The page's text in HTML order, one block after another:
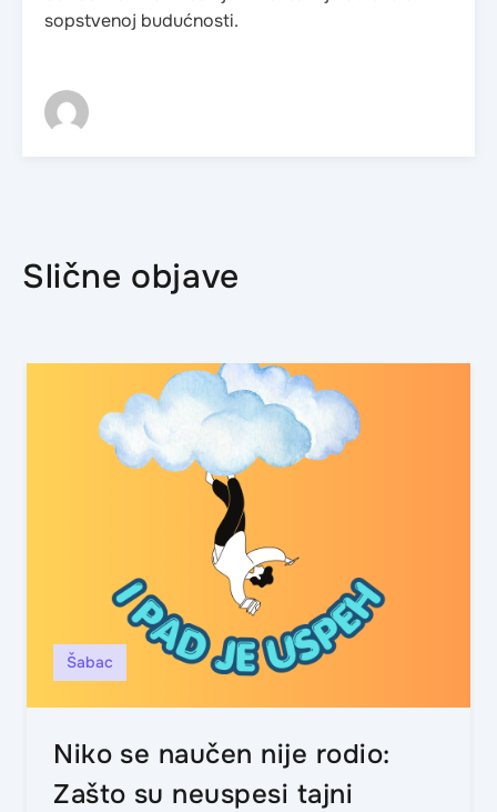
sopstvenoj budućnosti.
Slične objave
Šabac
Niko se naučen nije rodio:
Zašto su neuspesi tajni